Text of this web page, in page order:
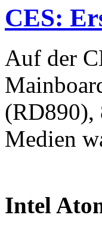
CES:
Auf der
(RD890),
Medien
Intel